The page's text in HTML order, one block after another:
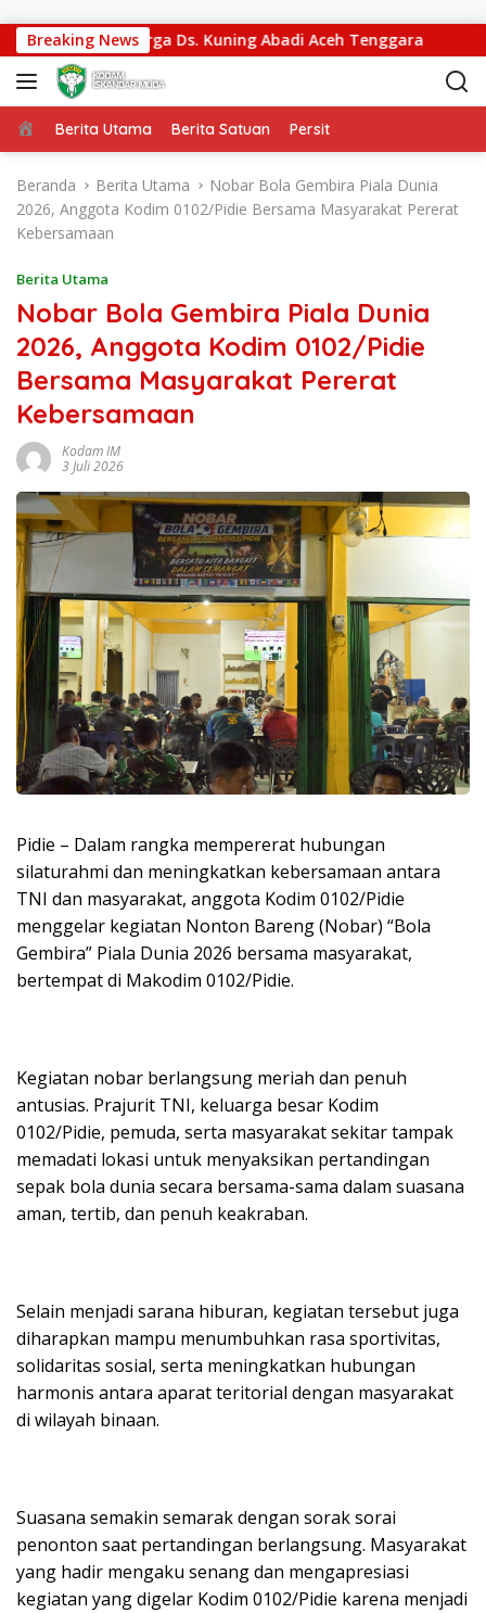
Breaking News
Akses Warga Ds. Kuning Abadi Aceh Tenggara
Beranda
Berita Utama Berita Satuan Persit
Beranda Berita Utama
Nobar Bola Gembira Piala Dunia
2026, Anggota Kodim 0102/Pidie Bersama Masyarakat Pererat
Kebersamaan
Berita Utama
Nobar Bola Gembira Piala Dunia
2026, Anggota Kodim 0102/Pidie
Bersama Masyarakat Pererat
Kebersamaan
Kodam IM
3 Juli 2026
Pidie – Dalam rangka mempererat hubungan
silaturahmi dan meningkatkan kebersamaan antara
TNI dan masyarakat, anggota Kodim 0102/Pidie
menggelar kegiatan Nonton Bareng (Nobar) “Bola
Gembira” Piala Dunia 2026 bersama masyarakat,
bertempat di Makodim 0102/Pidie.
Kegiatan nobar berlangsung meriah dan penuh
antusias. Prajurit TNI, keluarga besar Kodim
0102/Pidie, pemuda, serta masyarakat sekitar tampak
memadati lokasi untuk menyaksikan pertandingan
sepak bola dunia secara bersama-sama dalam suasana
aman, tertib, dan penuh keakraban.
Selain menjadi sarana hiburan, kegiatan tersebut juga
diharapkan mampu menumbuhkan rasa sportivitas,
solidaritas sosial, serta meningkatkan hubungan
harmonis antara aparat teritorial dengan masyarakat
di wilayah binaan.
Suasana semakin semarak dengan sorak sorai
penonton saat pertandingan berlangsung. Masyarakat
yang hadir mengaku senang dan mengapresiasi
kegiatan yang digelar Kodim 0102/Pidie karena menjadi